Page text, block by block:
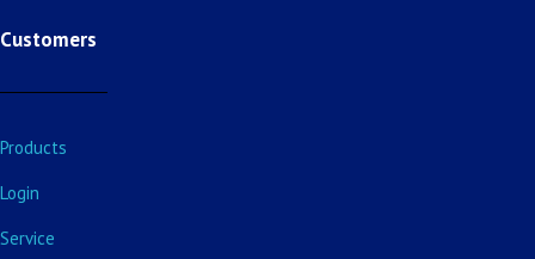
Customers
Products
Login
Service